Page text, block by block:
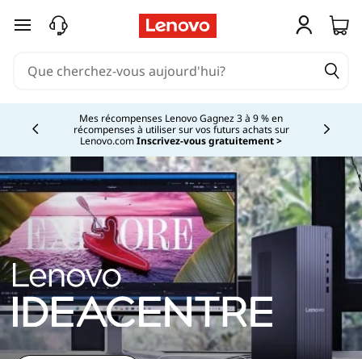
passer au contenu principal
Mes récompenses Lenovo Gagnez 3 à 9 % en
récompenses à utiliser sur vos futurs achats sur
Lenovo.comInscrivez-vous gratuitement >
Currently displaying item 2 of 5